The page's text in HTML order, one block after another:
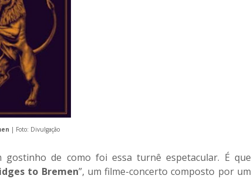
| Foto: Divulgação
de como foi essa turnê espetacular. É que
to Bremen”, um filme-concerto composto por um